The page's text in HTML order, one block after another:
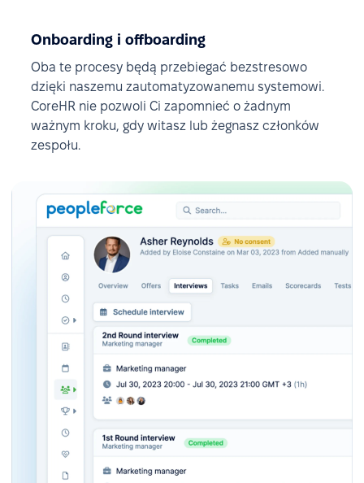
Onboarding i offboarding
Oba te procesy będą przebiegać bezstresowo
dzięki naszemu zautomatyzowanemu systemowi.
CoreHR nie pozwoli Ci zapomnieć o żadnym
ważnym kroku, gdy witasz lub żegnasz członków
zespołu.